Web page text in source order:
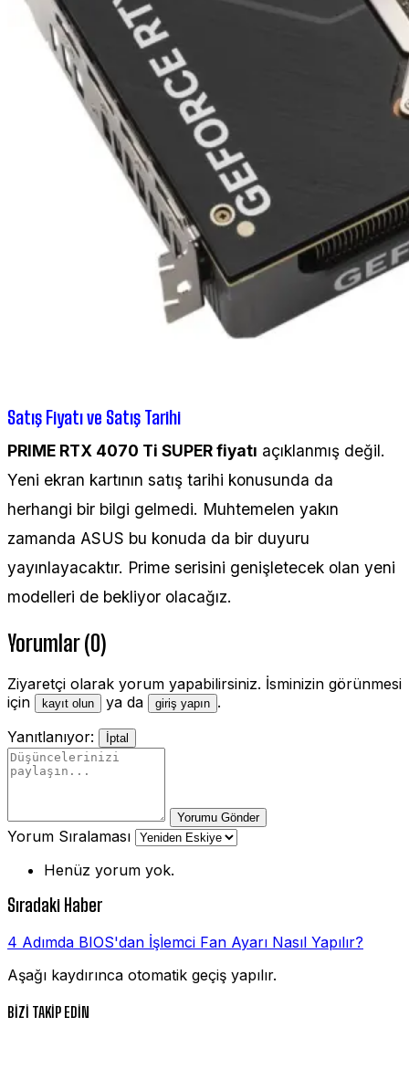
Satış Fiyatı ve Satış Tarihi
PRIME RTX 4070 Ti SUPER fiyatı açıklanmış değil.
Yeni ekran kartının satış tarihi konusunda da
herhangi bir bilgi gelmedi. Muhtemelen yakın
zamanda ASUS bu konuda da bir duyuru
yayınlayacaktır. Prime serisini genişletecek olan yeni
modelleri de bekliyor olacağız.
Yorumlar (0)
Ziyaretçi olarak yorum yapabilirsiniz. İsminizin görünmesi
için
kayıt olun ya da giriş yapın .
Yanıtlanıyor:
İptal
Yorumu Gönder
Yorum Sıralaması
Henüz yorum yok.
Sıradaki Haber
4 Adımda BIOS'dan İşlemci Fan Ayarı Nasıl Yapılır?
Aşağı kaydırınca otomatik geçiş yapılır.
BİZİ TAKİP EDİN